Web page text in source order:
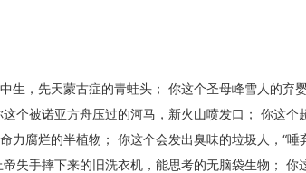
，先天蒙古症的青蛙头； 你这个圣母峰雪人的弃婴
个被诺亚方舟压过的河马，新火山喷发口； 你这个
腐烂的半植物； 你这个会发出臭味的垃圾人，“唾
失手摔下来的旧洗衣机，能思考的无脑袋生物； 你